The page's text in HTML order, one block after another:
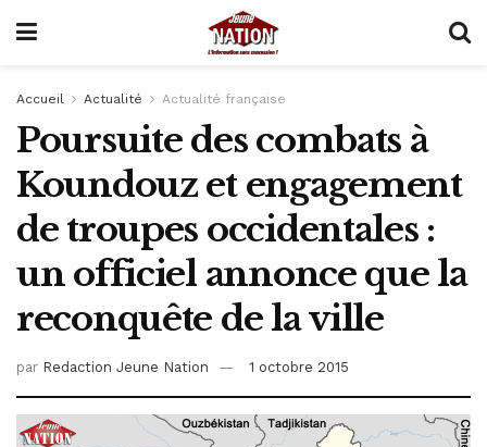
Accueil Actualité Actualité française
Poursuite des combats à
Koundouz et engagement
de troupes occidentales :
un officiel annonce que la
reconquête de la ville
par Redaction Jeune Nation 1 octobre 2015